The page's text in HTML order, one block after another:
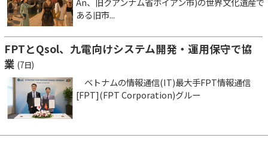
ある旧市...
FPTとQsol、九電向けシステム開発・運用保守で協
業 (7日)
ベトナムの情報通信(IT)最大手FPT情報通信
[FPT](FPT Corporation)グルー